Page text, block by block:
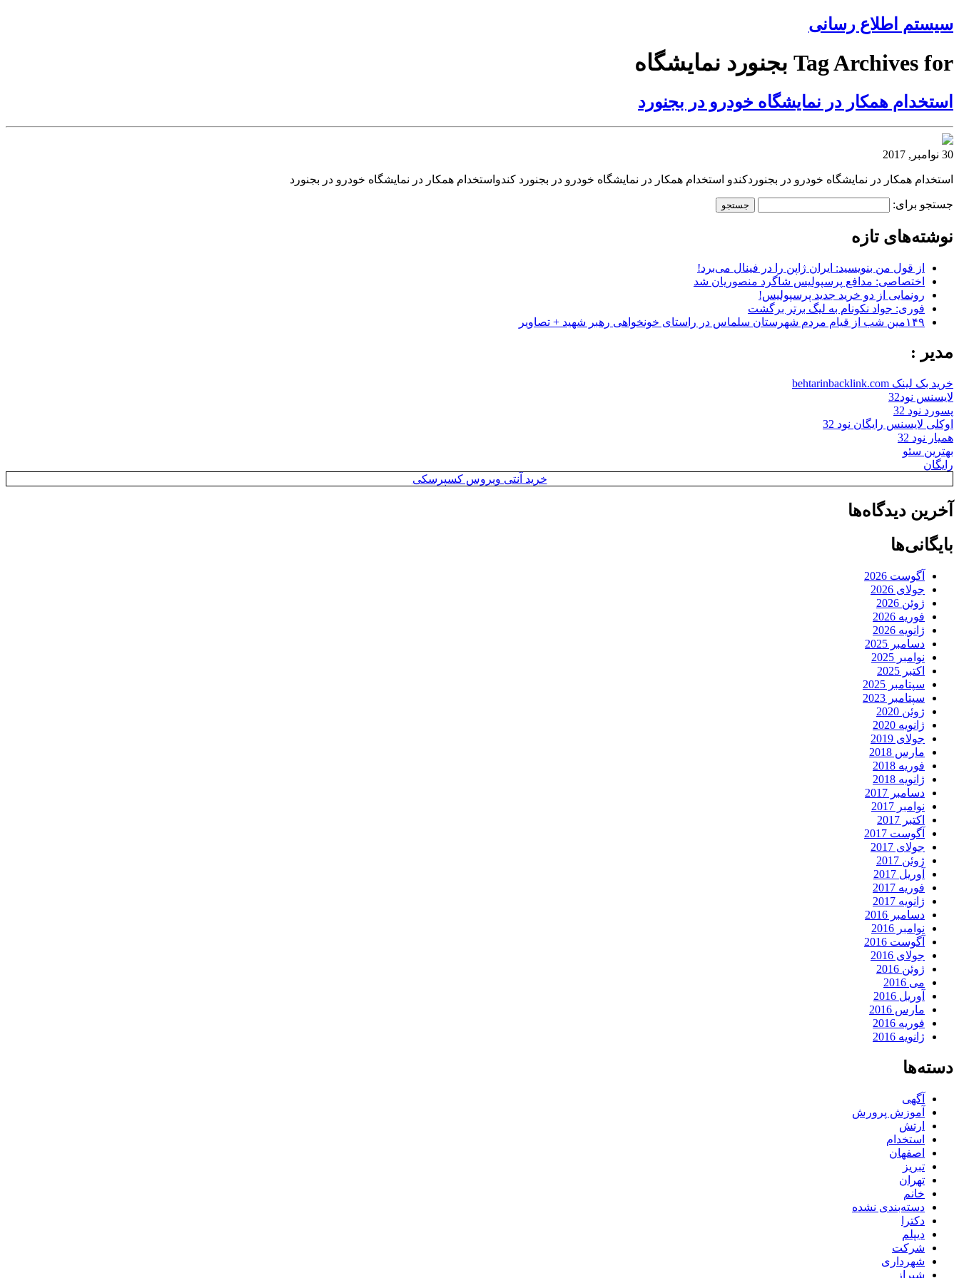
سیستم اطلاع رسانی
Tag Archives for بجنورد نمایشگاه
استخدام همکار در نمایشگاه خودرو در بجنورد
30 نوامبر, 2017
استخدام همکار در نمایشگاه خودرو در بجنوردکندو استخدام همکار در نمایشگاه خودرو در بجنورد کندواستخدام همکار در نمایشگاه خودرو در بجنورد
جستجو برای:
نوشته‌های تازه
از قول من بنویسید: ایران ژاپن را در فینال می‌برد!
اختصاصی: مدافع پرسپولیس شاگرد منصوریان شد
رونمایی از دو خرید جدید پرسپولیس!
فوری: جواد نکونام به لیگ برتر برگشت
۱۴۹مین شب از قیام مردم شهرستان سلماس در راستای خونخواهی رهبر شهید + تصاویر
مدیر :
خرید بک لینک behtarinbacklink.com
لایسنس نود32
پسورد نود 32
اوکلی لایسنس رایگان نود 32
همیار نود 32
بهترین سئو
رایگان
خرید آنتی ویروس کسپرسکی
آخرین دیدگاه‌ها
بایگانی‌ها
آگوست 2026
جولای 2026
ژوئن 2026
فوریه 2026
ژانویه 2026
دسامبر 2025
نوامبر 2025
اکتبر 2025
سپتامبر 2025
سپتامبر 2023
ژوئن 2020
ژانویه 2020
جولای 2019
مارس 2018
فوریه 2018
ژانویه 2018
دسامبر 2017
نوامبر 2017
اکتبر 2017
آگوست 2017
جولای 2017
ژوئن 2017
آوریل 2017
فوریه 2017
ژانویه 2017
دسامبر 2016
نوامبر 2016
آگوست 2016
جولای 2016
ژوئن 2016
می 2016
آوریل 2016
مارس 2016
فوریه 2016
ژانویه 2016
دسته‌ها
آگهی
آموزش پرورش
ارتش
استخدام
اصفهان
تبریز
تهران
خانم
دسته‌بندی نشده
دکترا
دیپلم
شرکت
شهرداری
شیراز